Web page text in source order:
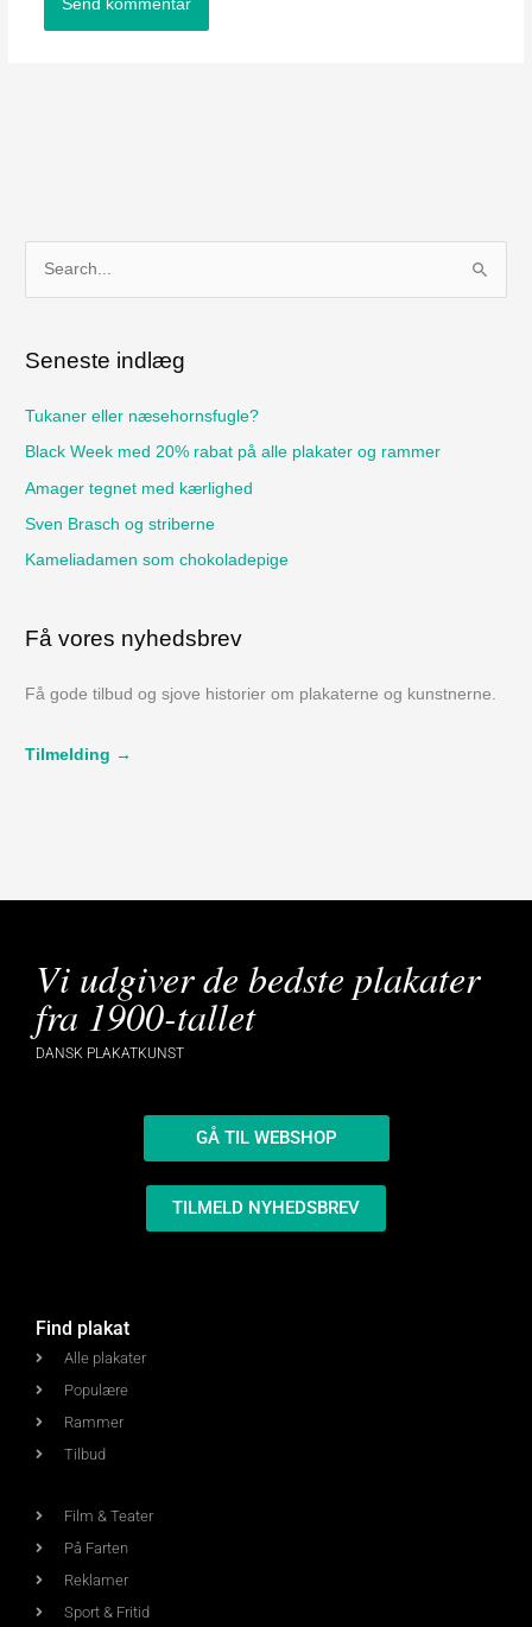
e
r
:
Seneste indlæg
Tukaner eller næsehornsfugle?
Black Week med 20% rabat på alle plakater og rammer
Amager tegnet med kærlighed
Sven Brasch og striberne
Kameliadamen som chokoladepige
Få vores nyhedsbrev
Få gode tilbud og sjove historier om plakaterne og kunstnerne.
Tilmelding →
Vi udgiver de bedste plakater
fra 1900-tallet
DANSK PLAKATKUNST
GÅ TIL WEBSHOP
TILMELD NYHEDSBREV
Find plakat
Alle plakater
Populære
Rammer
Tilbud
Film & Teater
På Farten
Reklamer
Sport & Fritid